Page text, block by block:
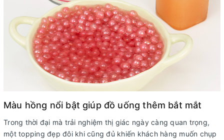
Màu hồng nổi bật giúp đồ uống thêm bắt mắt
Trong thời đại mà trải nghiệm thị giác ngày càng quan trọng,
một topping đẹp đôi khi cũng đủ khiến khách hàng muốn chụp